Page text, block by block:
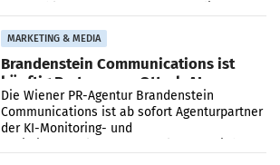
MARKETING & MEDIA
Brandenstein Communications ist
künftig Partner von OtterlyAI
Die Wiener PR-Agentur Brandenstein
Communications ist ab sofort Agenturpartner
der KI-Monitoring- und